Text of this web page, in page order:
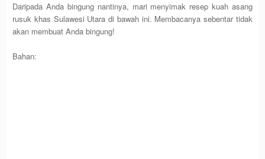
Daripada Anda bingung nantinya, mari menyimak resep kuah asang
rusuk khas Sulawesi Utara di bawah ini. Membacanya sebentar tidak
akan membuat Anda bingung!
Bahan: